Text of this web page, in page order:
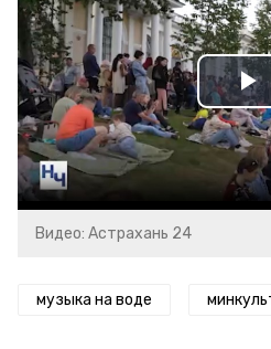
Видео: Астрахань 24
музыка на воде